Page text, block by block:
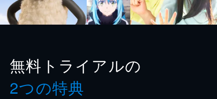
無料トライアルの
2つの特典